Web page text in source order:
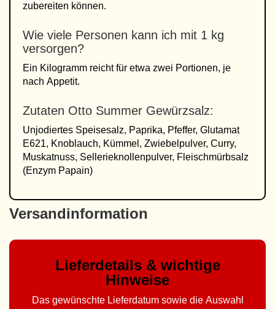
zubereiten können.
Wie viele Personen kann ich mit 1 kg
versorgen?
Ein Kilogramm reicht für etwa zwei Portionen, je
nach Appetit.
Zutaten Otto Summer Gewürzsalz:
Unjodiertes Speisesalz, Paprika, Pfeffer, Glutamat
E621, Knoblauch, Kümmel, Zwiebelpulver, Curry,
Muskatnuss, Sellerieknollenpulver, Fleischmürbsalz
(Enzym Papain)
Versandinformation
Lieferdetails & wichtige
Hinweise
Das gewünschte Lieferdatum sowie die Auswahl